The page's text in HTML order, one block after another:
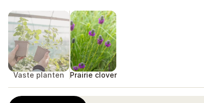
Vaste planten Prairie clover